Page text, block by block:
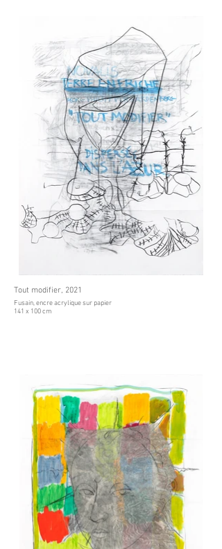
Tout modifier, 2021
Fusain, encre acrylique sur papier
141 x 100 cm